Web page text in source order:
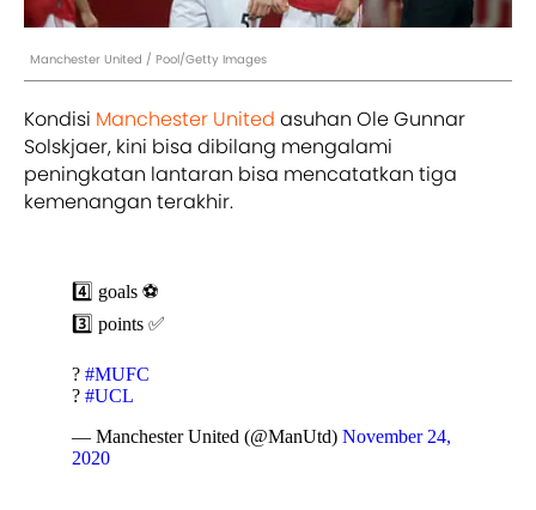
Manchester United / Pool/Getty Images
Kondisi Manchester United asuhan Ole Gunnar
Solskjaer, kini bisa dibilang mengalami
peningkatan lantaran bisa mencatatkan tiga
kemenangan terakhir.
4️⃣ goals ⚽
3️⃣ points ✅
? #MUFC
? #UCL
— Manchester United (@ManUtd) November 24,
2020